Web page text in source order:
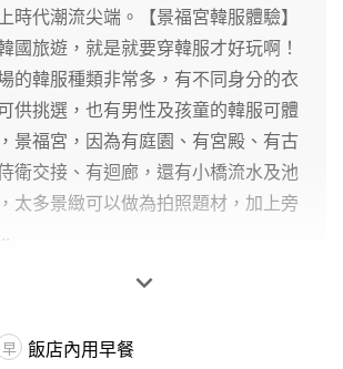
時代潮流尖端。【景福宮韓服體驗】
國旅遊，就是就要穿韓服才好玩啊！
的韓服種類非常多，有不同身分的衣
供挑選，也有男性及孩童的韓服可體
景福宮，因為有庭園、有宮殿、有古
衛交接、有迴廊，還有小橋流水及池
太多景緻可以做為拍照題材，加上旁

早 飯店內用早餐